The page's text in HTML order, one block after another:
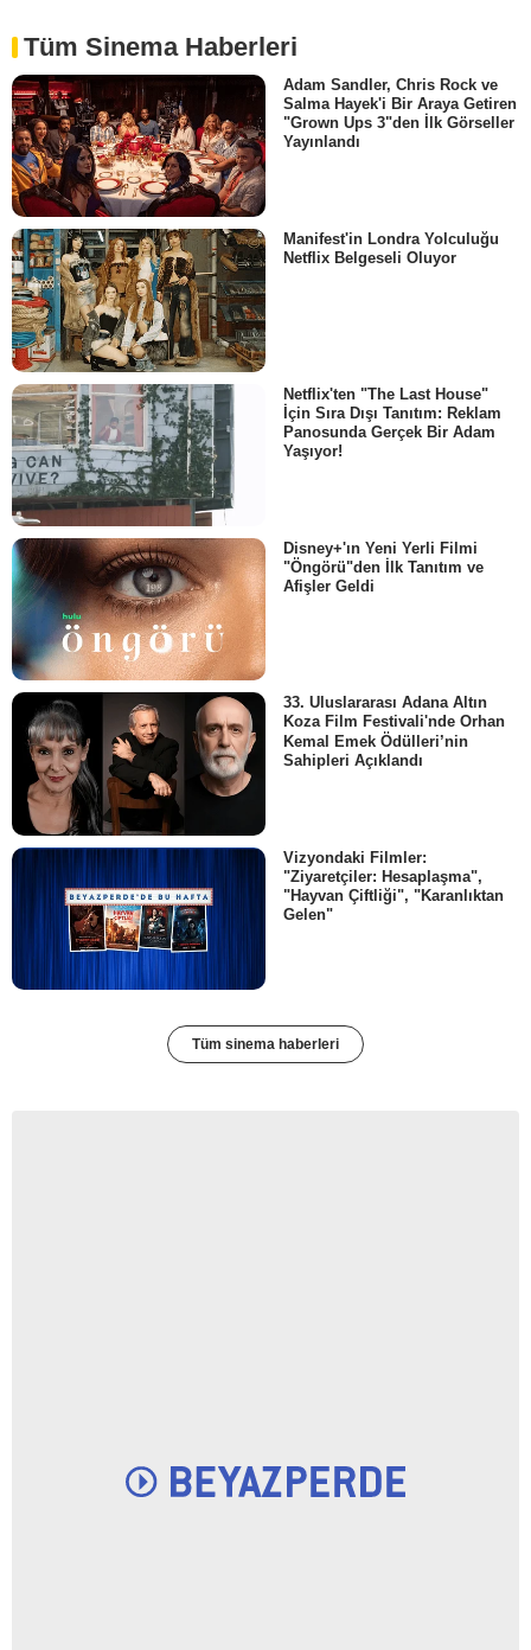
Tüm Sinema Haberleri
Adam Sandler, Chris Rock ve
Salma Hayek'i Bir Araya Getiren
"Grown Ups 3"den İlk Görseller
Yayınlandı
Manifest'in Londra Yolculuğu
Netflix Belgeseli Oluyor
Netflix'ten "The Last House"
İçin Sıra Dışı Tanıtım: Reklam
Panosunda Gerçek Bir Adam
Yaşıyor!
Disney+'ın Yeni Yerli Filmi
"Öngörü"den İlk Tanıtım ve
Afişler Geldi
33. Uluslararası Adana Altın
Koza Film Festivali'nde Orhan
Kemal Emek Ödülleri’nin
Sahipleri Açıklandı
Vizyondaki Filmler:
"Ziyaretçiler: Hesaplaşma",
"Hayvan Çiftliği", "Karanlıktan
Gelen"
Tüm sinema haberleri